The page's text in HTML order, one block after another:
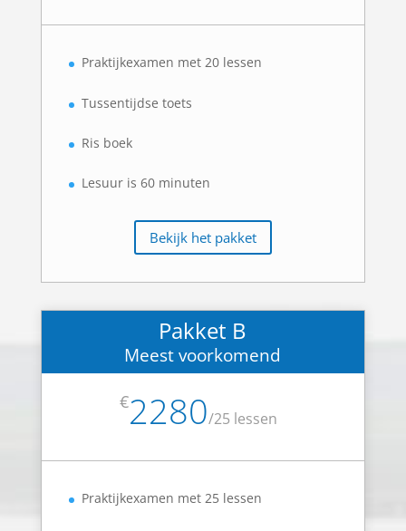
Praktijkexamen met 20 lessen
Tussentijdse toets
Ris boek
Lesuur is 60 minuten
Bekijk het pakket
Pakket B
Meest voorkomend
€2280/25 lessen
Praktijkexamen met 25 lessen